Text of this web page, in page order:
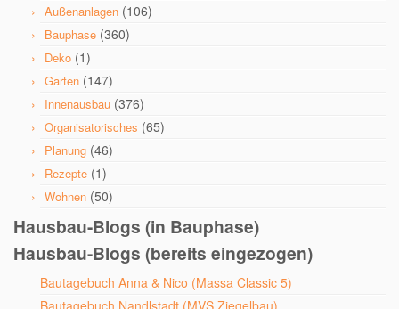
Außenanlagen (106)
Bauphase (360)
Deko (1)
Garten (147)
Innenausbau (376)
Organisatorisches (65)
Planung (46)
Rezepte (1)
Wohnen (50)
Hausbau-Blogs (in Bauphase)
Hausbau-Blogs (bereits eingezogen)
Bautagebuch Anna & Nico (Massa Classic 5)